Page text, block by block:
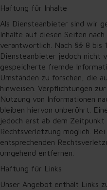
Haftung für Inhalte
Als Diensteanbieter sind wir
Inhalte auf diesen Seiten
verantwortlich. Nach §§ 8 bis
Diensteanbieter jedoch
gespeicherte fremde
Umständen zu forschen, die
hinweisen. Verpflichtungen
Nutzung von Informationen
bleiben hiervon unberührt.
jedoch erst ab dem Zeitpunkt
Rechtsverletzung möglich.
entsprechenden
umgehend entfernen.
Haftung für Links
Unser Angebot enthält Links